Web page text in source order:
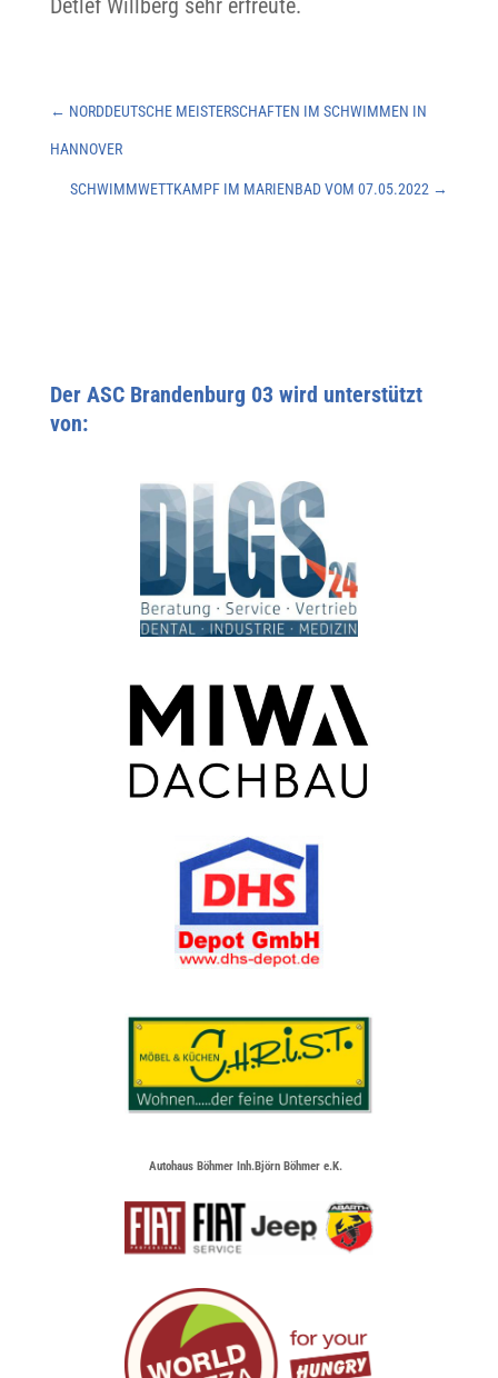
Detlef Willberg sehr erfreute.
← NORDDEUTSCHE MEISTERSCHAFTEN IM SCHWIMMEN IN
HANNOVER
SCHWIMMWETTKAMPF IM MARIENBAD VOM 07.05.2022 →
Der ASC Brandenburg 03 wird unterstützt
von:
Autohaus Böhmer Inh.Björn Böhmer e.K.